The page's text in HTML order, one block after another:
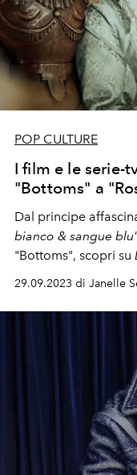
POP CULTURE
I film e le serie-
"Bottoms" a
Dal principe
bianco & sangue
"Bottoms", scopri su
29.09.2023 di Janelle